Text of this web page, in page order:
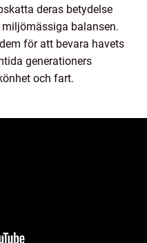
deras betydelse
balansen.
för att bevara havets
generationers
och fart.